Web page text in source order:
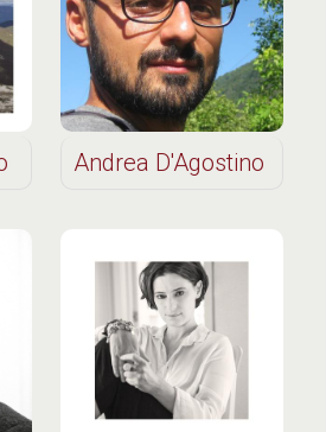
Andrea D'Agostino